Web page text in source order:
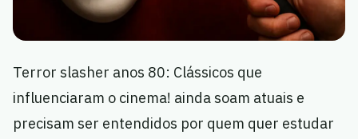
Terror slasher anos 80: Clássicos que
influenciaram o cinema! ainda soam atuais e
precisam ser entendidos por quem quer estudar